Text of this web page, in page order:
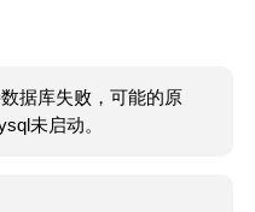
据库失败，可能的原
未启动。